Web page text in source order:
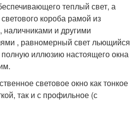
теплый свет, а
короба рамой из
наличниками и другими
, равномерный свет льющийся
полную иллюзию настоящего окна
световое окно как тонкое
так и с профильное (с